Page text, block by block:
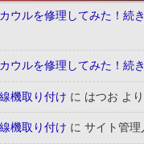
ウルを修理してみた！続き
ウルを修理してみた！続き
機取り付け に はつお より
機取り付け にサイト管理